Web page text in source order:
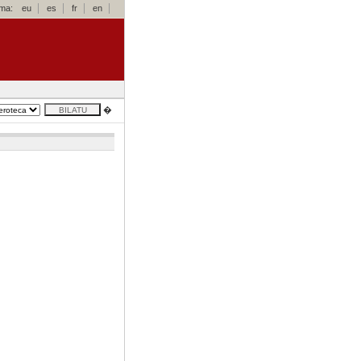
eu es fr en
�